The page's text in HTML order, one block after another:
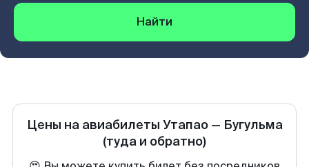
Найти
Цены на авиабилеты Утапао— Бугульма
(туда и обратно)